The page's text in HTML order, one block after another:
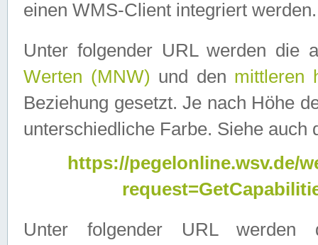
einen WMS-Client integriert werden.
Unter folgender URL werden die
Werten (MNW) und den mittleren
Beziehung gesetzt. Je nach Höhe
unterschiedliche Farbe. Siehe auch
https://pegelonline.wsv.de/
Unter folgender URL